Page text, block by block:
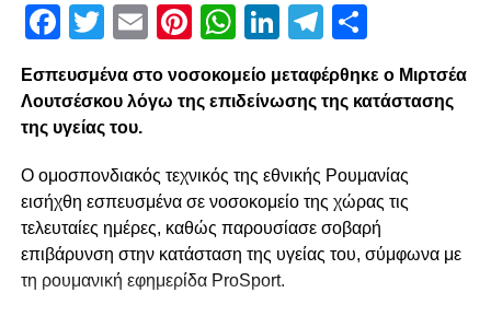
Facebook
Twitter
EmailPinterest
WhatsApp
LinkedInTelegram
Εσπευσμένα στο νοσοκομείο μεταφέρθηκε ο Μιρτσέα
Λουτσέσκου λόγω της επιδείνωσης της κατάστασης
της υγείας του.
Ο ομοσπονδιακός τεχνικός της εθνικής Ρουμανίας
εισήχθη εσπευσμένα σε νοσοκομείο της χώρας τις
τελευταίες ημέρες, καθώς παρουσίασε σοβαρή
επιβάρυνση στην κατάσταση της υγείας του, σύμφωνα με
τη ρουμανική εφημερίδα ProSport.